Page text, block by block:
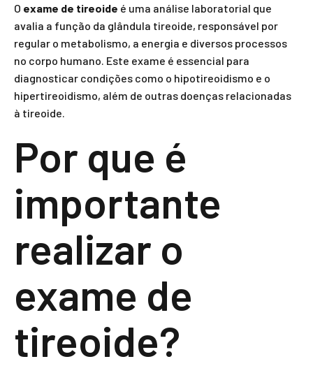
O exame de tireoide é uma análise laboratorial que
avalia a função da glândula tireoide, responsável por
regular o metabolismo, a energia e diversos processos
no corpo humano. Este exame é essencial para
diagnosticar condições como o hipotireoidismo e o
hipertireoidismo, além de outras doenças relacionadas
à tireoide.
Por que é
importante
realizar o
exame de
tireoide?